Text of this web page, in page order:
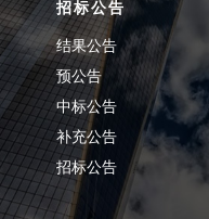
招标公告
结果公告
预公告
中标公告
补充公告
招标公告